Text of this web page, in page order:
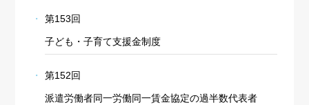
第153回
子ども・子育て支援金制度
第152回
派遣労働者同一労働同一賃金協定の過半数代表者